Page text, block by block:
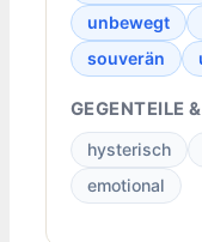
unbewegt
souverän
GEGENTEILE
hysterisch
emotional